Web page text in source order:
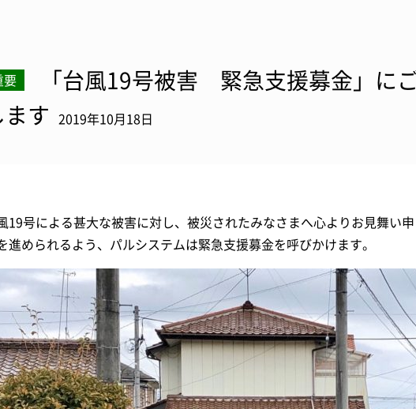
要
「台風19号被害 緊急支援募金」に
ます
2019年10月18日
19号による甚大な被害に対し、被災されたみなさまへ心よりお見舞い
進められるよう、パルシステムは緊急支援募金を呼びかけます。